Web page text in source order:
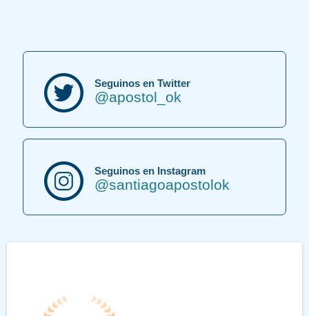
Seguinos en Twitter
@apostol_ok
Seguinos en Instagram
@santiagoapostolok